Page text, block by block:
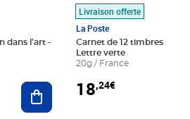
dans l'art -
Ajouter au panier
Livraison offerte
La Poste
Carnet de 12 timbres - Le
Lettre verte
20g / France
18,24€